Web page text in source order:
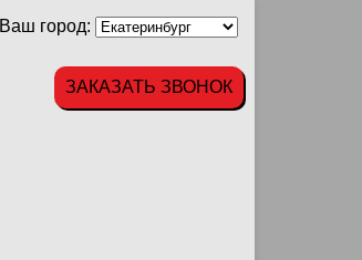
ЗАКАЗАТЬ ЗВОНОК
Ваш город: